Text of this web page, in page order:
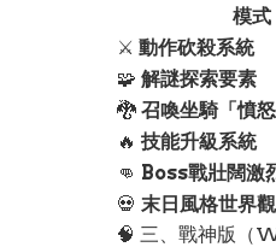
模式
⚔️ 動作砍殺系統
🧩 解謎探索要素
🐉 召喚坐騎「憤
🔥 技能升級系統
👊 Boss戰壯闊激
💀 末日風格世界觀
🧠 三、戰神版